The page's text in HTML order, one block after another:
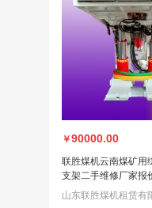
￥90000.00
联胜煤机云南煤矿用
支架二手维修厂家报
山东联胜煤机租赁有